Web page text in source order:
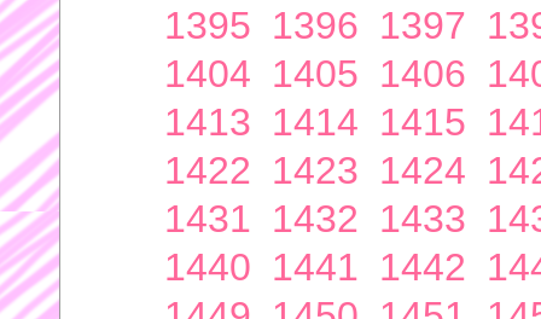
1395 1396 1397
1404 1405 1406
1413 1414 1415
1422 1423 1424
1431 1432 1433
1440 1441 1442